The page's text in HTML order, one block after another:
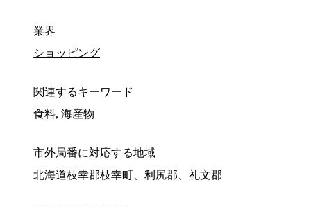
業界
ショッピング
関連するキーワード
食料, 海産物
市外局番に対応する地域
北海道枝幸郡枝幸町、利尻郡、礼文郡